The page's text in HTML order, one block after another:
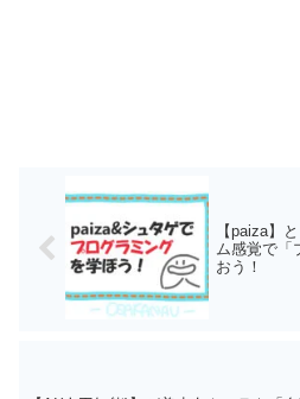
【paiza】
ム感覚で「
おう！